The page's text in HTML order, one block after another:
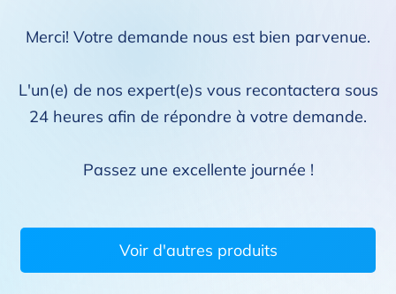
Merci! Votre demande nous est bien parvenue.
L'un(e) de nos expert(e)s vous recontactera sous
24 heures afin de répondre à votre demande.
Passez une excellente journée !
Voir d'autres produits